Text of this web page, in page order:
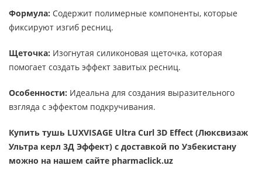
Формула: Содержит полимерные компоненты, которые
фиксируют изгиб ресниц.
Щеточка: Изогнутая силиконовая щеточка, которая
помогает создать эффект завитых ресниц.
Особенности: Идеальна для создания выразительного
взгляда с эффектом подкручивания.
Купить тушь LUXVISAGE Ultra Curl 3D Effect (Люксвизаж
Ультра керл 3Д Эффект) с доставкой по Узбекистану
можно на нашем сайте pharmaclick.uz